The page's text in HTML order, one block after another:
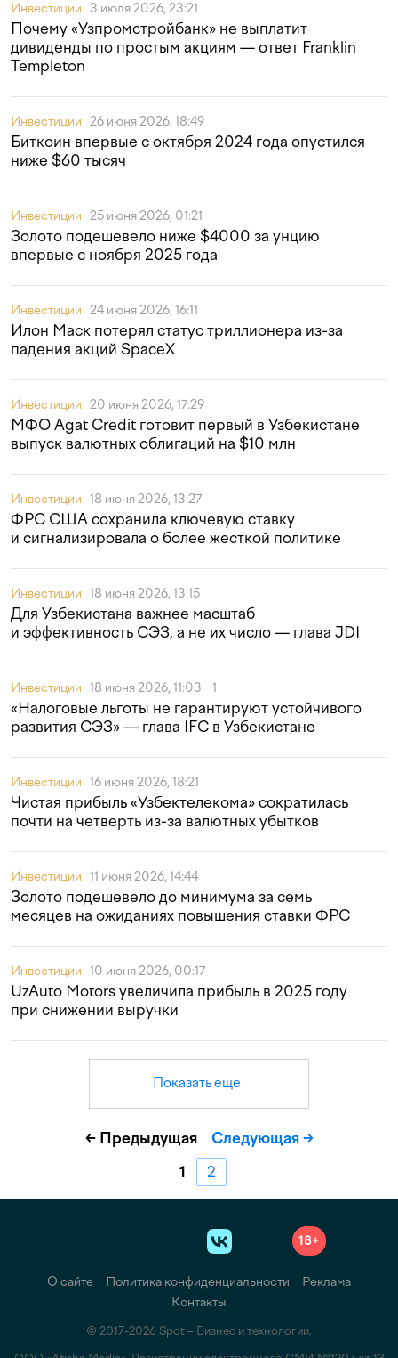
Инвестиции 3 июля 2026, 23:21
Почему «Узпромстройбанк» не выплатит
дивиденды по простым акциям — ответ Franklin
Templeton
Инвестиции 26 июня 2026, 18:49
Биткоин впервые с октября 2024 года опустился
ниже $60 тысяч
Инвестиции 25 июня 2026, 01:21
Золото подешевело ниже $4000 за унцию
впервые с ноября 2025 года
Инвестиции 24 июня 2026, 16:11
Илон Маск потерял статус триллионера из-за
падения акций SpaceX
Инвестиции 20 июня 2026, 17:29
МФО Agat Credit готовит первый в Узбекистане
выпуск валютных облигаций на $10 млн
Инвестиции 18 июня 2026, 13:27
ФРС США сохранила ключевую ставку
и сигнализировала о более жесткой политике
Инвестиции 18 июня 2026, 13:15
Для Узбекистана важнее масштаб
и эффективность СЭЗ, а не их число — глава JDI
Инвестиции 18 июня 2026, 11:03 1
«Налоговые льготы не гарантируют устойчивого
развития СЭЗ» — глава IFC в Узбекистане
Инвестиции 16 июня 2026, 18:21
Чистая прибыль «Узбектелекома» сократилась
почти на четверть из-за валютных убытков
Инвестиции 11 июня 2026, 14:44
Золото подешевело до минимума за семь
месяцев на ожиданиях повышения ставки ФРС
Инвестиции 10 июня 2026, 00:17
UzAuto Motors увеличила прибыль в 2025 году
при снижении выручки
Показать еще
Предыдущая
Следующая
1
2
18+
О сайте Политика конфиденциальности
Реклама
Контакты
© 2017-2026 Spot – Бизнес и технологии.